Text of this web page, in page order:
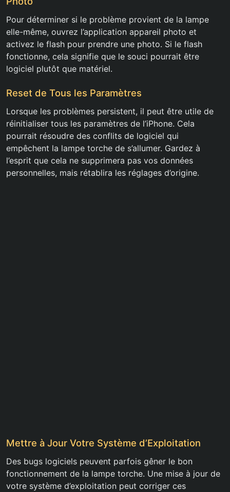
Pour déterminer si le problème provient de la lampe
elle-même, ouvrez l’application appareil photo et
activez le flash pour prendre une photo. Si le flash
fonctionne, cela signifie que le souci pourrait être
logiciel plutôt que matériel.
Reset de Tous les Paramètres
Lorsque les problèmes persistent, il peut être utile de
réinitialiser tous les paramètres de l’iPhone. Cela
pourrait résoudre des conflits de logiciel qui
empêchent la lampe torche de s’allumer. Gardez à
l’esprit que cela ne supprimera pas vos données
personnelles, mais rétablira les réglages d’origine.
Mettre à Jour Votre Système d’Exploitation
Des bugs logiciels peuvent parfois gêner le bon
fonctionnement de la lampe torche. Une mise à jour de
votre système d’exploitation peut corriger ces